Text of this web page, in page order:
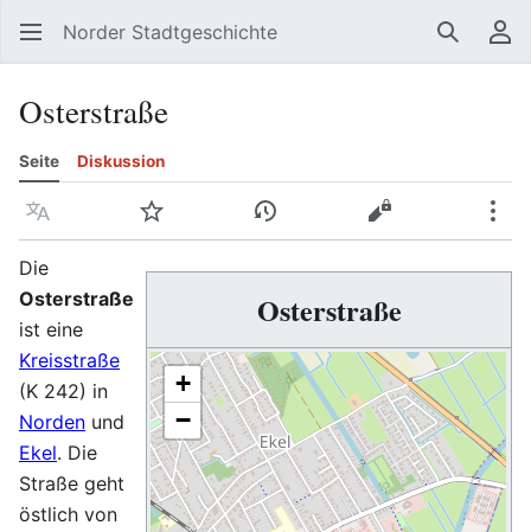
Norder Stadtgeschichte Suchen
Osterstraße
Seite Diskussion
Sprache Beobachten Versionsgeschichte
Quelltext
Osterstraße
+
−
Die
Osterstraße
ist eine
Kreisstraße
(K 242) in
Norden und
Ekel. Die
Straße geht
östlich von